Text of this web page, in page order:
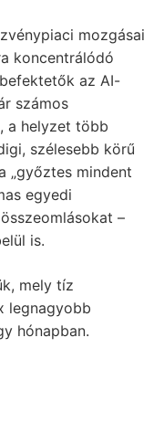
mozgásai
koncentrálódó
az AI-
számos
a helyzet több
szélesebb körű
„győztes mindent
egyedi
–
is.
mely tíz
legnagyobb
hónapban.